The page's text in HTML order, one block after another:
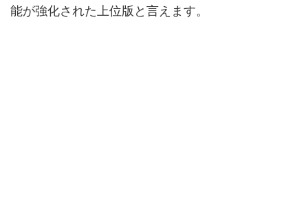
能が強化された上位版と言えます。